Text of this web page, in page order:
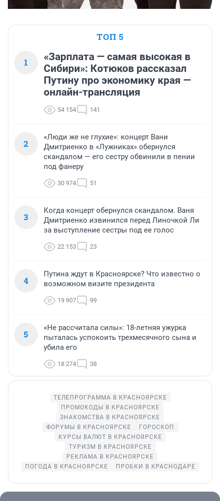
ТОП 5
1
«Зарплата — самая высокая в
Сибири»: Котюков рассказал
Путину про экономику края —
онлайн-трансляция
54 154 141
2
«Люди же не глухие»: концерт Вани
Дмитриенко в «Лужниках» обернулся
скандалом — его сестру обвинили в пении
под фанеру
30 974 51
3
Когда концерт обернулся скандалом. Ваня
Дмитриенко извинился перед Линочкой Ли
за выступление сестры под ее голос
22 153 23
4
Путина ждут в Красноярске? Что известно о
возможном визите президента
19 907 99
5
«Не рассчитала силы»: 18-летняя ужурка
пыталась успокоить трехмесячного сына и
убила его
18 274 38
ТЕЛЕПРОГРАММА В КРАСНОЯРСКЕ
ПРОМОКОДЫ В КРАСНОЯРСКЕ
ЗНАКОМСТВА В КРАСНОЯРСКЕ
ФОРУМЫ В КРАСНОЯРСКЕ
ГОРОСКОП
КУРСЫ ВАЛЮТ В КРАСНОЯРСКЕ
ТУРИЗМ В КРАСНОЯРСКЕ
РЕКЛАМА В КРАСНОЯРСКЕ
ПОГОДА В КРАСНОЯРСКЕ
ПРОБКИ В КРАСНОДАРЕ